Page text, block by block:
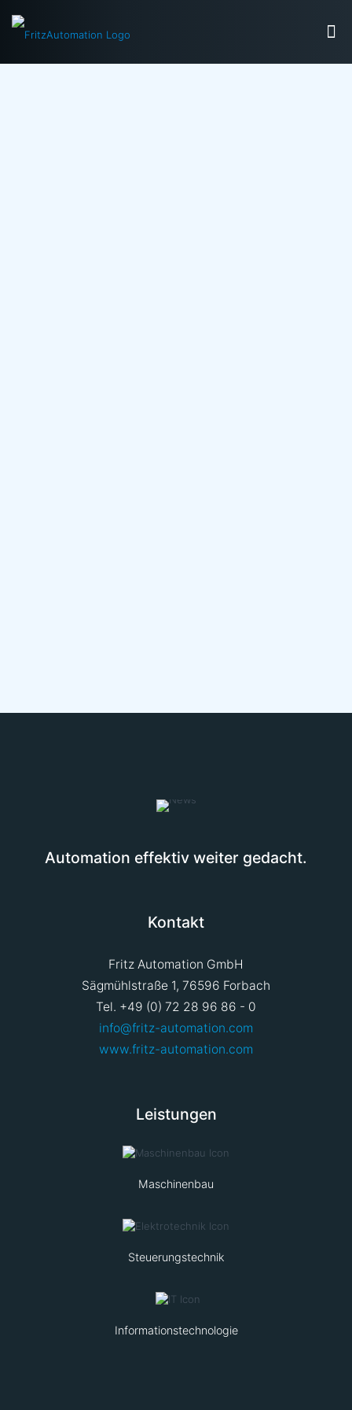
Automation effektiv weiter gedacht.
Kontakt
Fritz Automation GmbH
Sägmühlstraße 1, 76596 Forbach
Tel. +49 (0) 72 28 96 86 - 0
info@fritz-automation.com
www.fritz-automation.com
Leistungen
Maschinenbau
Steuerungstechnik
Informationstechnologie